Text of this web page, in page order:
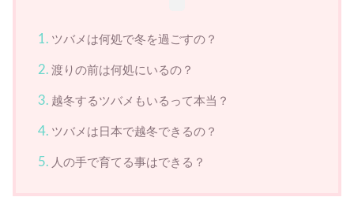
ツバメは何処で冬を過ごすの？
渡りの前は何処にいるの？
越冬するツバメもいるって本当？
ツバメは日本で越冬できるの？
人の手で育てる事はできる？